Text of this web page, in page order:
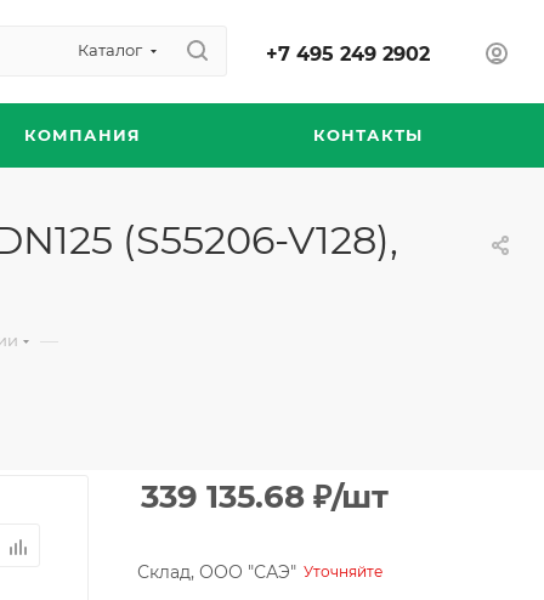
Каталог +7 495 249 2902
КОМПАНИЯ КОНТАКТЫ
(S55206-V128),
—
339 135.68 ₽/шт
Склад, ООО "САЭ" Уточняйте